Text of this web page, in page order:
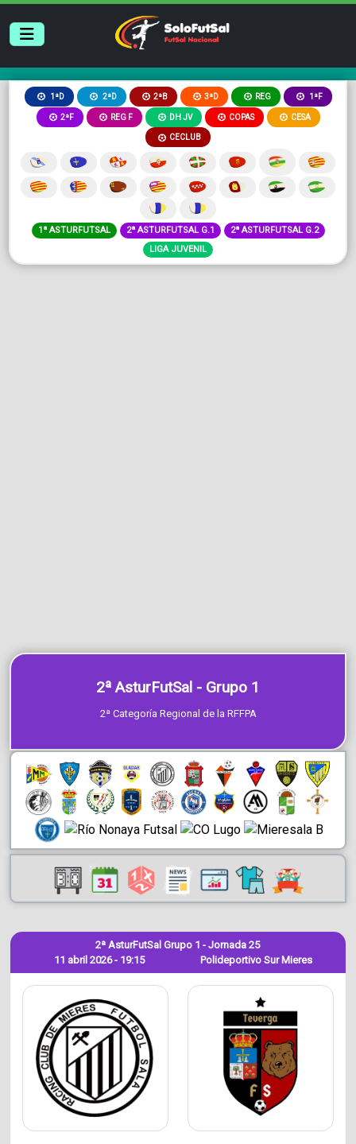
1ªD 2ªD 2ªB 3ªD REG 1ªF
2ªF REG F DH JV COPAS CESA
CECLUB
1ª ASTURFUTSAL 2ª ASTURFUTSAL G.1
2ª ASTURFUTSAL G.2
LIGA JUVENIL
2ª AsturFutSal - Grupo 1
2ª Categoría Regional de la RFFPA
11 abril 2026 - 19:15
2ª AsturFutSal Grupo 1 - Jornada 25
Polideportivo Sur Mieres